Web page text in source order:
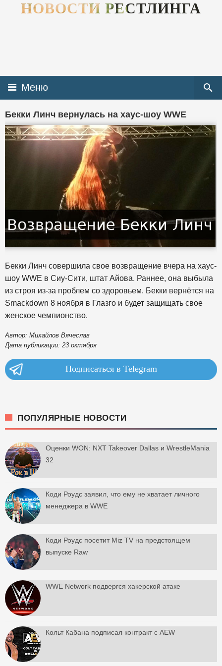
НОВОСТИ РЕСТЛИНГА
Меню
Бекки Линч вернулась на хаус-шоу WWE
Бекки Линч совершила свое возвращение вчера на хаус-
шоу WWE в Сиу-Сити, штат Айова. Раннее, она выбыла
из строя из-за проблем со здоровьем. Бекки вернётся на
Smackdown 8 ноября в Глазго и будет защищать свое
женское чемпионство.
Автор: Михайлов Вячеслав
Дата публикации: 23 октября
Подписаться в Telegram
ПОПУЛЯРНЫЕ НОВОСТИ
Оценки WON: NXT Takeover Dallas и WrestleMania
32
Коди Роудс заявил, что ему не хватает личного
менеджера в WWE
Коди Роудс посетит Miz TV на предстоящем
выпуске Raw
WWE Network подвергся хакерской атаке
Кольт Кабана подписал контракт с AEW